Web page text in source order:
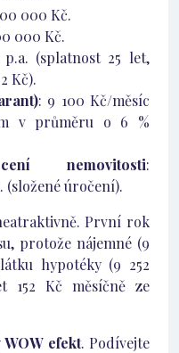
000 Kč.
000 Kč.
(splatnost 25 let,
Kč).
: 9 100 Kč/měsíc
v průměru o 6 %
nemovitosti:
(složené úročení).
První rok
protože nájemné (9
hypotéky (9 252
152 Kč měsíčně ze
efekt. Podívejte